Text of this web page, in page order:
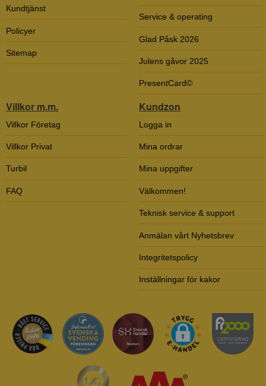
Kundtjänst
Policyer
Sitemap
Service & operating
Glad Påsk 2026
Julens gåvor 2025
PresentCard©
Villkor m.m.
Villkor Företag
Villkor Privat
Turbil
FAQ
Kundzon
Logga in
Mina ordrar
Mina uppgifter
Välkommen!
Teknisk service & support
Anmälan vårt Nyhetsbrev
Integritetspolicy
Inställningar för kakor